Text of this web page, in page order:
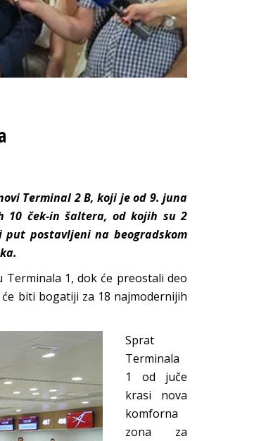
Terminal 2 B, koji je od 9. juna
10 ček-in šaltera, od kojih su 2
postavljeni na beogradskom
1, dok će preostali deo
biti bogatiji za 18 najmodernijih
Sprat
Terminala
1 od juče
krasi nova
komforna
zona za